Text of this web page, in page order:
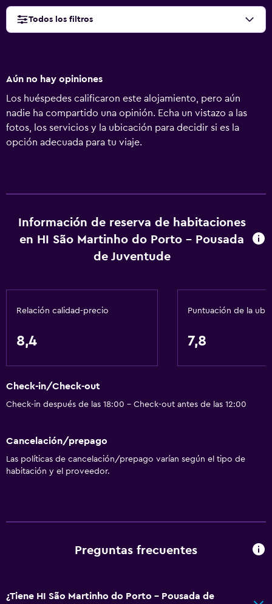
Todos los filtros
Aún no hay opiniones
Los huéspedes calificaron este alojamiento, pero aún
nadie ha compartido una opinión. Echa un vistazo a las
fotos, los servicios y la ubicación para decidir si es la
opción adecuada para tu viaje.
Información de reserva de habitaciones
en HI São Martinho do Porto - Pousada
de Juventude
Relación calidad-precio
8,4
Puntuación de la
7,8
Check-in/Check-out
Check-in después de las 18:00 - Check-out antes de las 12:00
Cancelación/prepago
Las políticas de cancelación/prepago varían según el tipo de
habitación y el proveedor.
Preguntas frecuentes
¿Tiene HI São Martinho do Porto - Pousada de